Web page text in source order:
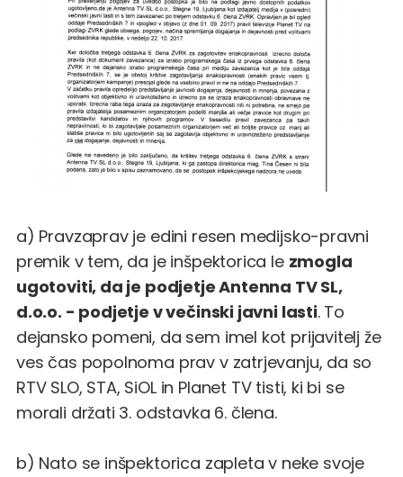
a) Pravzaprav je edini resen medijsko-pravni
premik v tem, da je inšpektorica le zmogla
ugotoviti, da je podjetje Antenna TV SL,
d.o.o. - podjetje v večinski javni lasti. To
dejansko pomeni, da sem imel kot prijavitelj že
ves čas popolnoma prav v zatrjevanju, da so
RTV SLO, STA, SiOL in Planet TV tisti, ki bi se
morali držati 3. odstavka 6. člena.
b) Nato se inšpektorica zapleta v neke svoje